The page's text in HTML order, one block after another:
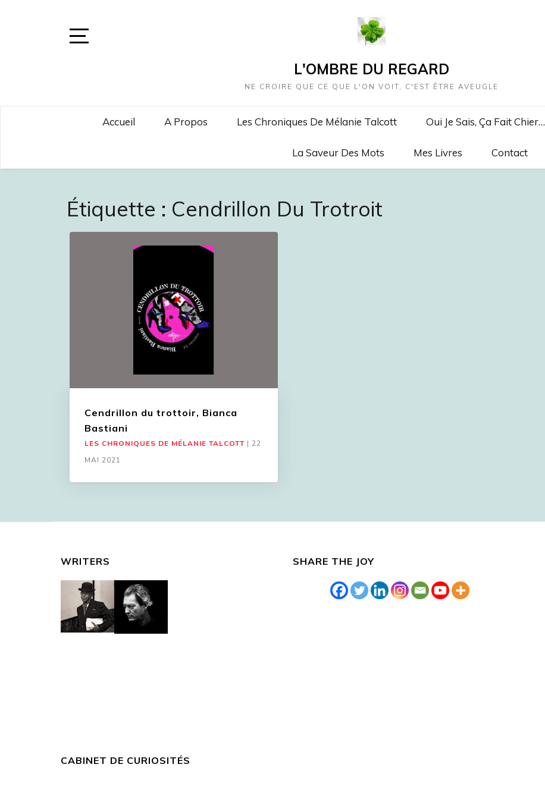
L'OMBRE DU REGARD
NE CROIRE QUE CE QUE L'ON VOIT, C'EST ÊTRE AVEUGLE
Accueil A Propos Les Chroniques De Mélanie Talcott Oui Je Sais, Ça Fait Chier…
La Saveur Des Mots Mes Livres Contact
Étiquette : Cendrillon Du Trotroit
Cendrillon du trottoir, Bianca
Bastiani
LES CHRONIQUES DE MÉLANIE TALCOTT | 22
MAI 2021
WRITERS
CABINET DE CURIOSITÉS
SHARE THE JOY